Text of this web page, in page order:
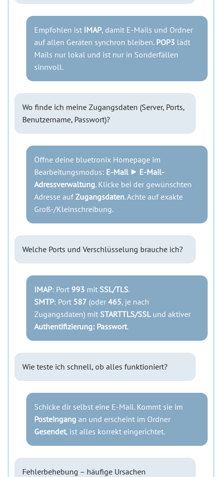
Empfohlen ist IMAP, damit E-Mails und Ordner
auf allen Geräten synchron bleiben. POP3 lädt
Mails nur lokal und ist nur in Sonderfällen
sinnvoll.
Wo finde ich meine Zugangsdaten (Server, Ports,
Benutzername, Passwort)?
Öffne deine bluetronix Homepage im
Bearbeitungsmodus: E-Mail ⯈ E-Mail-
Adressverwaltung. Klicke bei der gewünschten
Adresse aufZugangsdaten. Achte auf exakte
Groß-/Kleinschreibung.
Welche Ports und Verschlüsselung brauche ich?
IMAP: Port 993 mit SSL/TLS.
SMTP: Port 587 (oder 465, je nach
Zugangsdaten) mit STARTTLS/SSLund aktiver
Authentifizierung: Passwort.
Wie teste ich schnell, ob alles funktioniert?
Schicke dir selbst eine E-Mail. Kommt sie im
Posteingang an und erscheint im Ordner
Gesendet, ist alles korrekt eingerichtet.
Fehlerbehebung – häufige Ursachen